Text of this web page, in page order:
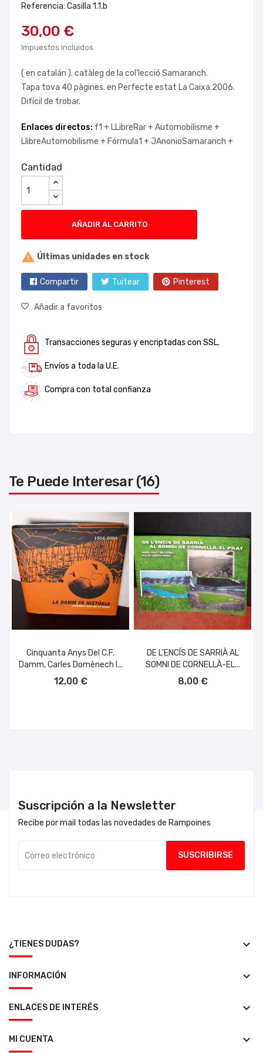
Referencia: Casilla 1.1.b
30,00 €
Impuestos incluidos
( en catalán ). catàleg de la col'lecció Samaranch.
Tapa tova 40 pàgines. en Perfecte estat La Caixa 2006.
Difícil de trobar.
Enlaces directos: f1 + LLibreRar +Automobilisme +
LlibreAutomobilisme + Fórmula1 +JAnonioSamaranch +
Cantidad
AÑADIR AL CARRITO
 Últimas unidades en stock
Compartir Tuitear Pinterest
Añadir a favoritos
Transacciones seguras y encriptadas con SSL.
Envíos a toda la U.E.
Compra con total confianza
Te Puede Interesar (16)
Cinquanta Anys Del C.F.
Damm, Carles Domènech I...
12,00 €
DE L'ENCÍS DE SARRIÀ AL
SOMNI DE CORNELLÀ-EL...
8,00 €
Suscripción a la Newsletter
Recibe por mail todas las novedades de Rampoines
¿TIENES DUDAS? keyboard_arrow_down
INFORMACIÓN keyboard_arrow_down
ENLACES DE INTERÉS keyboard_arrow_down
MI CUENTA keyboard_arrow_down